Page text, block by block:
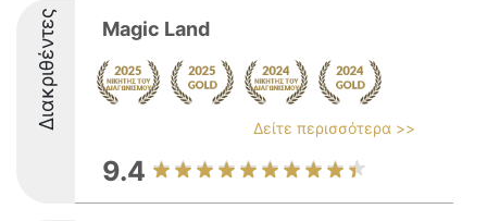
Διακριθέντες Magic Land
Δείτε περισσότερα >>
9.4